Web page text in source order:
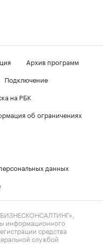
Архив программ
Подключение
на РБК
об ограничениях
данных
информационного
средства
службой